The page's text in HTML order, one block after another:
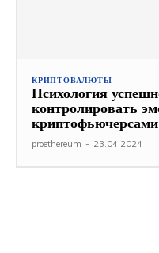
КРИПТОВАЛЮТЫ
Психология
контролировать
криптофьючерсами
proethereum - 23.04.2024